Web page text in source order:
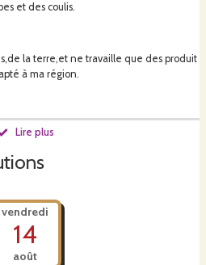
et des coulis.
la terre,et ne travaille que des produit
à ma région.
fait appel a mes amis cagette
fournissent en fruits comme le kiwi ou le
Lire plus
vendredi
14
août